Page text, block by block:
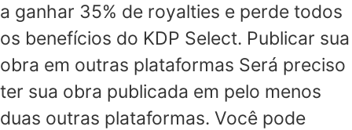
a ganhar 35% de royalties e perde todos
os benefícios do KDP Select. Publicar sua
obra em outras plataformas Será preciso
ter sua obra publicada em pelo menos
duas outras plataformas. Você pode